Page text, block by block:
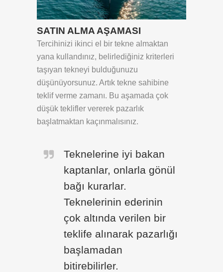
SATIN ALMA AŞAMASI
Tercihinizi ikinci el bir tekne almaktan
yana kullandınız, belirlediğiniz kriterleri
taşıyan tekneyi bulduğunuzu
düşünüyorsunuz. Artık tekne sahibine
teklif verme zamanı. Bu aşamada çok
düşük teklifler vererek pazarlık
başlatmaktan kaçınmalısınız.
Teknelerine iyi bakan
kaptanlar, onlarla gönül
bağı kurarlar.
Teknelerinin ederinin
çok altında verilen bir
teklife alınarak pazarlığı
başlamadan
bitirebilirler.